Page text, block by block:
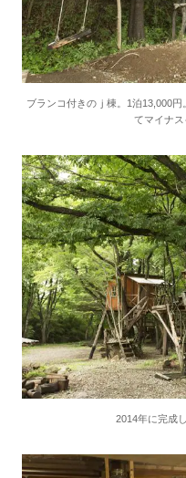
ブランコ付きのｊ棟。1泊13,000
てマイナス
2014年に完成